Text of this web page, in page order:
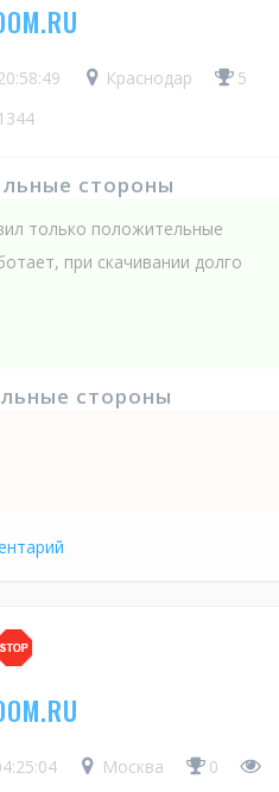
Краснодар
5
стороны
только положительные
при скачивании долго
стороны
Москва
0